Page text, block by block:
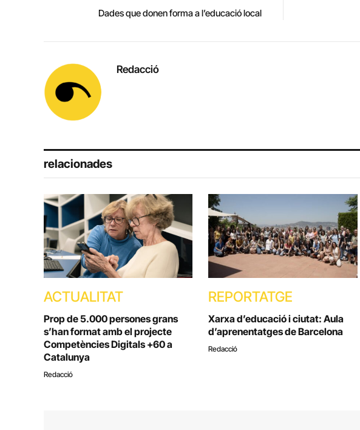
Dades que donen forma a l’educació local
Redacció
relacionades
ACTUALITAT
Prop de 5.000 persones grans
s’han format amb el projecte
Competències Digitals +60 a
Catalunya
Redacció
REPORTATGE
Xarxa d’educació i ciutat: Aula
d’aprenentatges de Barcelona
Redacció